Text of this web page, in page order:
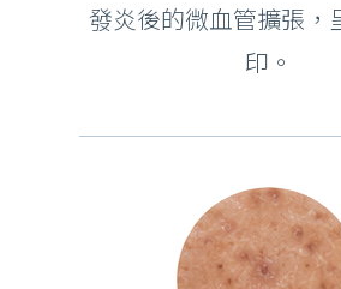
發炎後的微血管擴張，
印。